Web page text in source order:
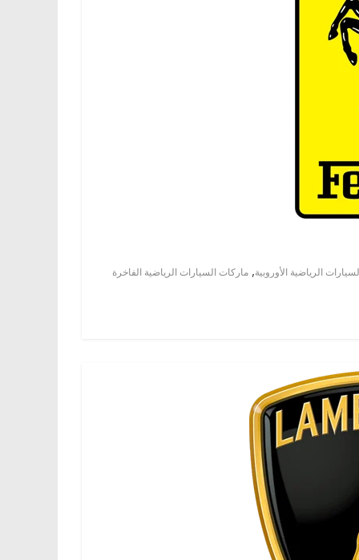
الرياضية الأوروبية, ماركات السيارات الرياضية الفاخرة